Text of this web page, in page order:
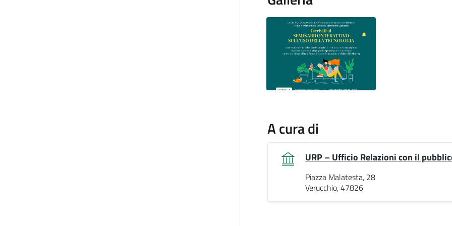
A cura di
URP – Ufficio Relazioni con il
Piazza Malatesta, 28
Verucchio, 47826